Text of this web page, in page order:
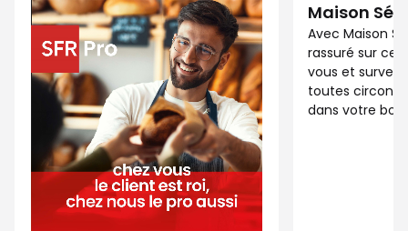
Maison
Avec Maison
rassuré sur ce
vous et
toutes
dans votre